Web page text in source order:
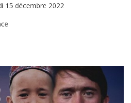
15 décembre 2022